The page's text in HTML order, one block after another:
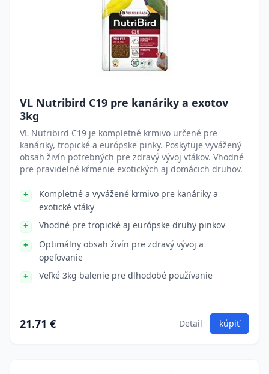
VL Nutribird C19 pre kanáriky a exotov
3kg
VL Nutribird C19 je kompletné krmivo určené pre
kanáriky, tropické a európske pinky. Poskytuje vyvážený
obsah živín potrebných pre zdravý vývoj vtákov. Vhodné
pre pravidelné kŕmenie exotických aj domácich druhov.
Kompletné a vyvážené krmivo pre kanáriky a
exotické vtáky
Vhodné pre tropické aj európske druhy pinkov
Optimálny obsah živín pre zdravý vývoj a
opeľovanie
Veľké 3kg balenie pre dlhodobé používanie
21.71 € Detail kúpiť